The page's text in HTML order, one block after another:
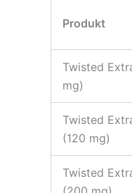
Produkt
Twisted
mg)
Twisted
(120 mg)
Twisted